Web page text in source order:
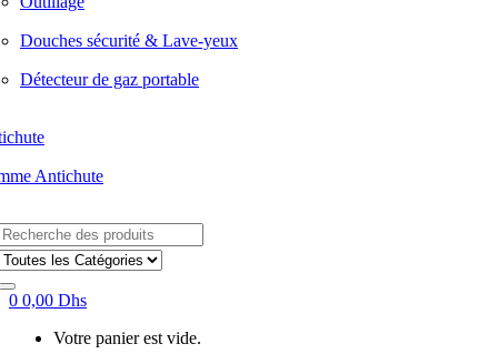
Douches sécurité & Lave-yeux
Détecteur de gaz portable
Antichute
Search
for:
0 0,00 Dhs
Votre panier est vide.